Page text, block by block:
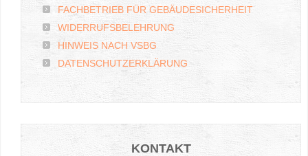
FACHBETRIEB FÜR GEBÄUDESICHERHEIT
WIDERRUFSBELEHRUNG
HINWEIS NACH VSBG
DATENSCHUTZERKLÄRUNG
KONTAKT